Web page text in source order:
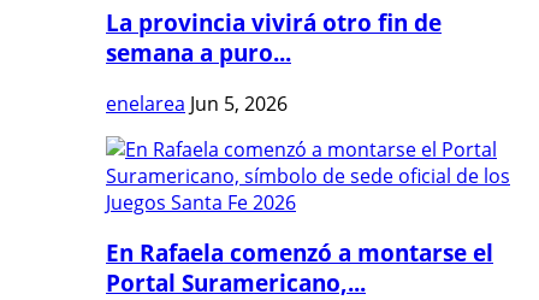
La provincia vivirá otro fin de
semana a puro...
enelarea Jun 5, 2026
En Rafaela comenzó a montarse el
Portal Suramericano,...